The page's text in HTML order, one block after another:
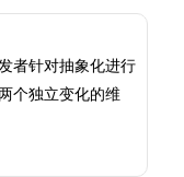
者针对抽象化进行
个独立变化的维